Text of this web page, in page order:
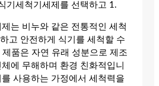
기세척기세제를 선택하고 1.
는 비누와 같은 전통적인 세척
고 안전하게 식기를 세척할 수
품은 자연 유래 성분으로 제조
에 무해하며 환경 친화적입니
사용하는 가정에서 세척력을